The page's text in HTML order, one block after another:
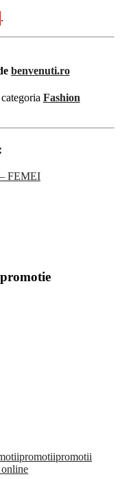
.
benvenuti.ro
Fashion
FEMEI
promotiipromotii